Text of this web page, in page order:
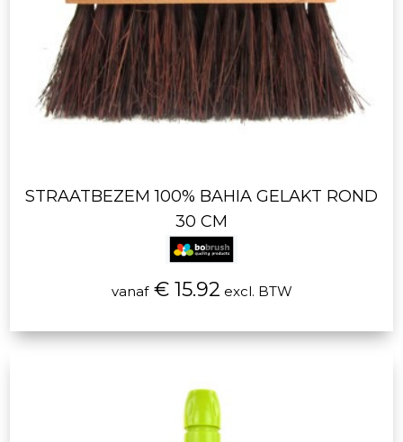
STRAATBEZEM 100% BAHIA GELAKT ROND
30 CM
vanaf€ 15.92 excl. BTW